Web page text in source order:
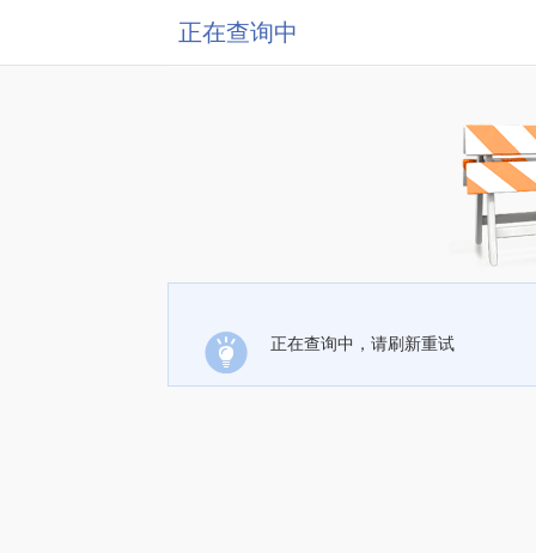
正在查询中
正在查询中，请刷新重试